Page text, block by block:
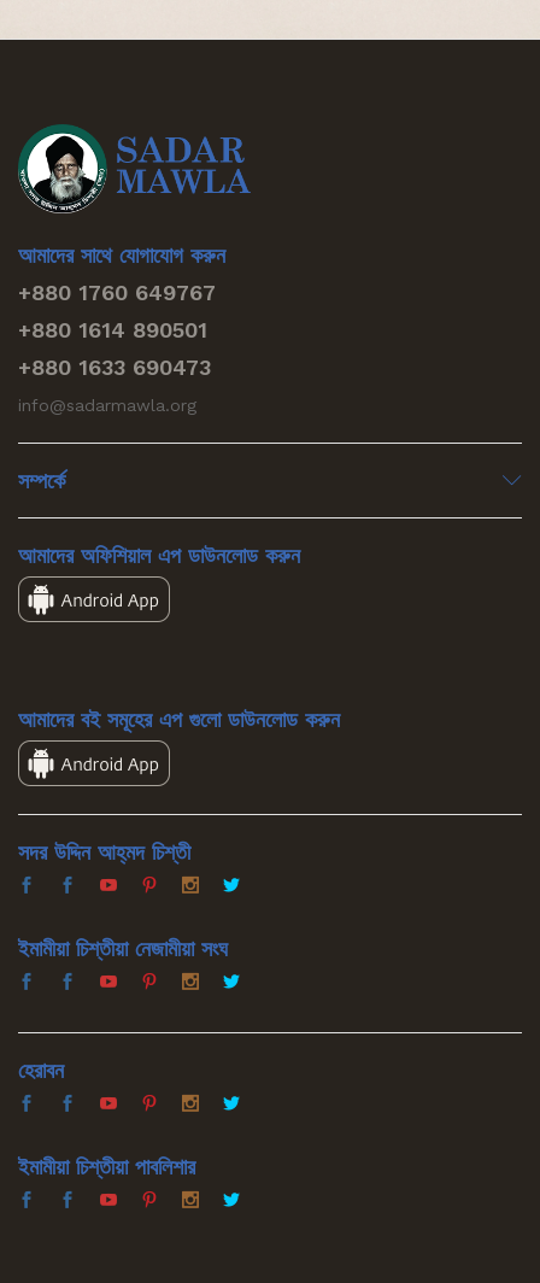
আমাদের সাথে যোগাযোগ করুন
+880 1760 649767
+880 1614 890501
+880 1633 690473
info@sadarmawla.org
সম্পর্কে
আমাদের অফিশিয়াল এপ ডাউনলোড করুন
আমাদের বই সমূহের এপ গুলো ডাউনলোড করুন
সদর উদ্দিন আহ্‌মদ চিশ্‌তী
ইমামীয়া চিশ্‌তীয়া নেজামীয়া সংঘ
হেরাবন
ইমামীয়া চিশ্‌তীয়া পাবলিশার